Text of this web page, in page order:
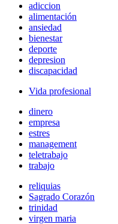
adiccion
alimentación
ansiedad
bienestar
deporte
depresion
discapacidad
Vida profesional
dinero
empresa
estres
management
teletrabajo
trabajo
reliquias
Sagrado Corazón
trinidad
virgen maria